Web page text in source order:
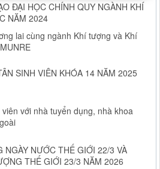
ĐẠI HỌC CHÍNH QUY NGÀNH KHÍ
NĂM 2024
lai cùng ngành Khí tượng và Khí
SINH VIÊN KHÓA 14 NĂM 2025
với nhà tuyển dụng, nhà khoa
NGÀY NƯỚC THẾ GIỚI 22/3 VÀ
THẾ GIỚI 23/3 NĂM 2026